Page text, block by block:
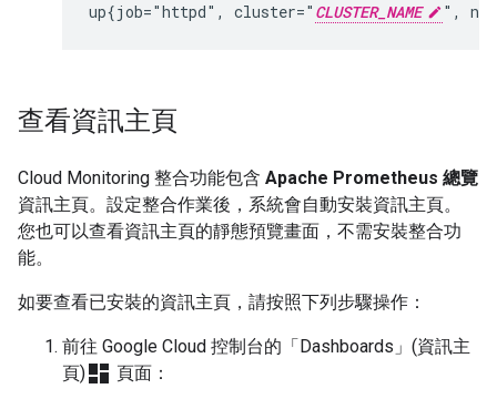
up{job="httpd", cluster=" CLUSTER_NAME ",
查看資訊主頁
Cloud Monitoring 整合功能包含 Apache Prometheus 總覽
資訊主頁。設定整合作業後，系統會自動安裝資訊主頁。
您也可以查看資訊主頁的靜態預覽畫面，不需安裝整合功
能。
如要查看已安裝的資訊主頁，請按照下列步驟操作：
前往 Google Cloud 控制台的「Dashboards」(資訊主
頁)dashboard 頁面：